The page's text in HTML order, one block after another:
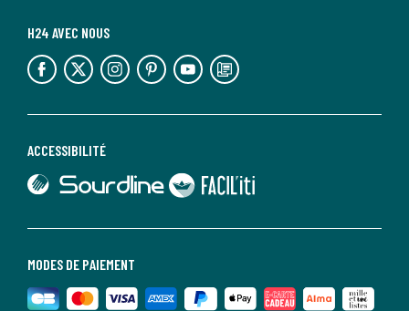
MODES DE PAIEMENT
ACCESSIBILITÉ
lien vers Sourdline
lien vers Faciliti
H24 AVEC NOUS
lien vers l'espace réseaux sociaux lien vers l'espace réseaux sociaux lien vers l'espace réseaux sociaux lien vers l'espace réseaux sociaux lien vers l'espace réseaux sociaux lien vers le blog la redoute